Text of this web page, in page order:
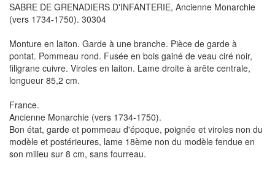
SABRE DE GRENADIERS D'INFANTERIE, Ancienne Monarchie
(vers 1734-1750). 30304
Monture en laiton. Garde à une branche. Pièce de garde à
pontat. Pommeau rond. Fusée en bois gainé de veau ciré noir,
filigrane cuivre. Viroles en laiton. Lame droite à arête centrale,
longueur 85,2 cm.
France.
Ancienne Monarchie (vers 1734-1750).
Bon état, garde et pommeau d'époque, poignée et viroles non du
modèle et postérieures, lame 18ème non du modèle fendue en
son milieu sur 8 cm, sans fourreau.